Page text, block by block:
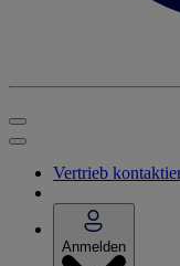
Vertrieb
Anmelden